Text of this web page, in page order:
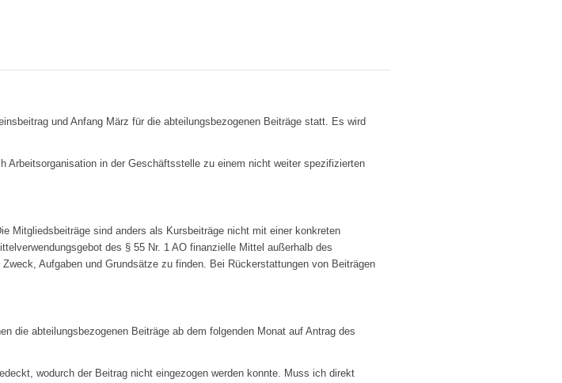
und Anfang März für die abteilungsbezogenen Beiträge statt. Es wird
Arbeitsorganisation in der Geschäftsstelle zu einem nicht weiter spezifizierten
Mitgliedsbeiträge sind anders als Kursbeiträge nicht mit einer konkreten
des § 55 Nr. 1 AO finanzielle Mittel außerhalb des
Aufgaben und Grundsätze zu finden. Bei Rückerstattungen von Beiträgen
die abteilungsbezogenen Beiträge ab dem folgenden Monat auf Antrag des
wodurch der Beitrag nicht eingezogen werden konnte. Muss ich direkt